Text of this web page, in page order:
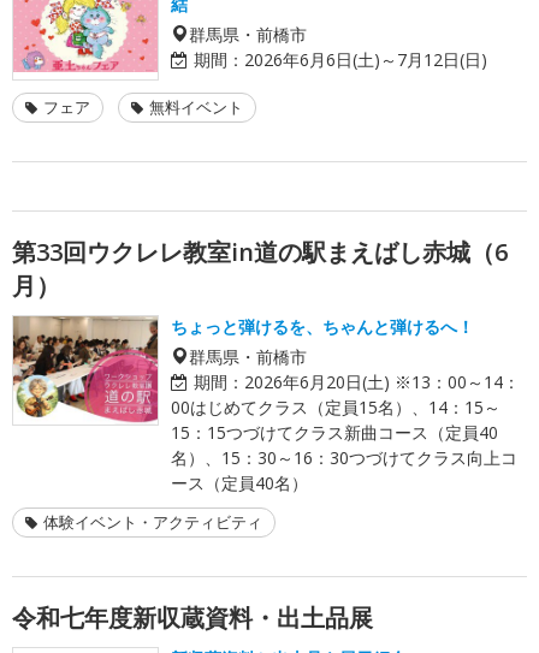
群馬県・前橋市
期間： 2026年6月6日(土)～7月12日(日)
フェア 無料イベント
第33回ウクレレ教室in道の駅まえばし赤城（6
月）
ちょっと弾けるを、ちゃんと弾けるへ！
群馬県・前橋市
期間： 2026年6月20日(土) ※13：00～14：
00はじめてクラス（定員15名）、14：15～
15：15つづけてクラス新曲コース（定員40
名）、15：30～16：30つづけてクラス向上コ
ース（定員40名）
体験イベント・アクティビティ
令和七年度新収蔵資料・出土品展